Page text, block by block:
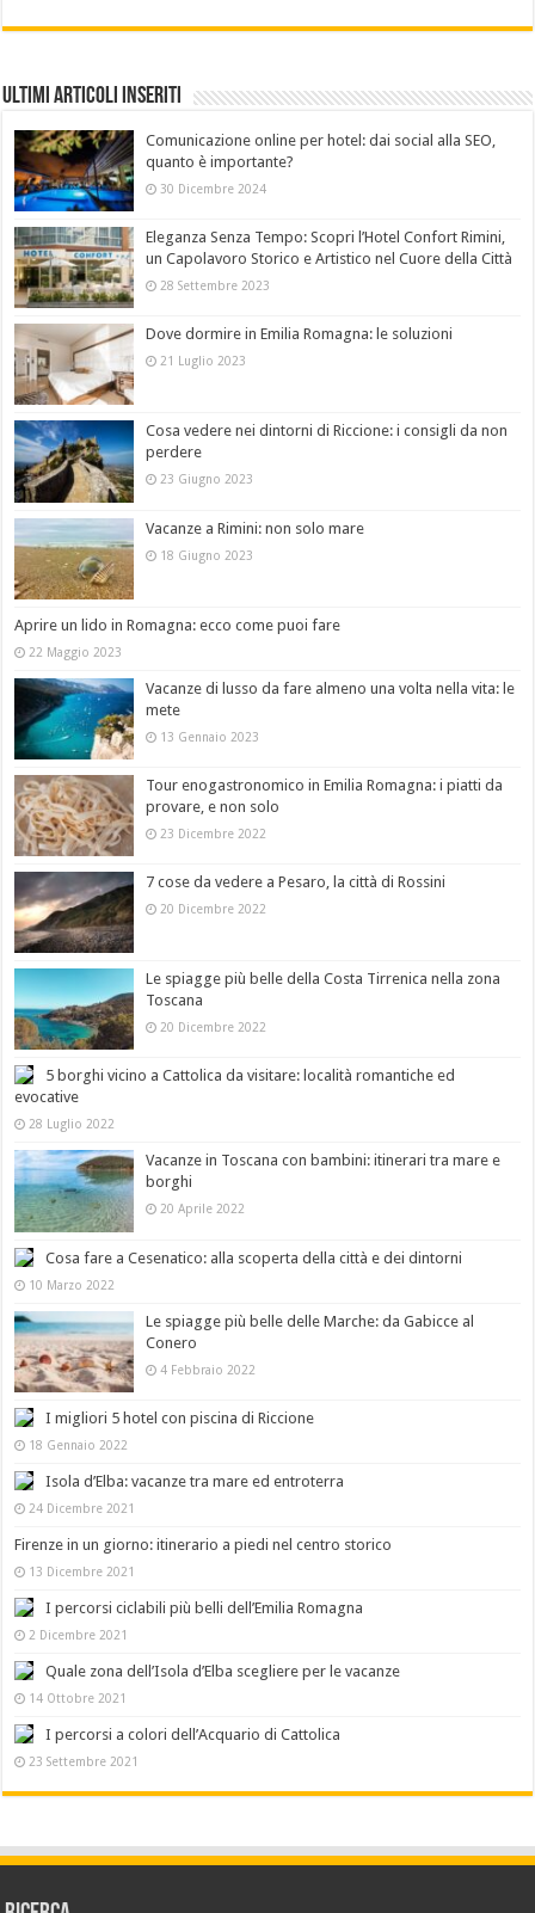
Ultimi Articoli Inseriti
Comunicazione online per hotel: dai social alla SEO,
quanto è importante?
30 Dicembre 2024
Eleganza Senza Tempo: Scopri l’Hotel Confort Rimini,
un Capolavoro Storico e Artistico nel Cuore della Città
28 Settembre 2023
Dove dormire in Emilia Romagna: le soluzioni
21 Luglio 2023
Cosa vedere nei dintorni di Riccione: i consigli da non
perdere
23 Giugno 2023
Vacanze a Rimini: non solo mare
18 Giugno 2023
Aprire un lido in Romagna: ecco come puoi fare
22 Maggio 2023
Vacanze di lusso da fare almeno una volta nella vita: le
mete
13 Gennaio 2023
Tour enogastronomico in Emilia Romagna: i piatti da
provare, e non solo
23 Dicembre 2022
7 cose da vedere a Pesaro, la città di Rossini
20 Dicembre 2022
Le spiagge più belle della Costa Tirrenica nella zona
Toscana
20 Dicembre 2022
5 borghi vicino a Cattolica da visitare: località romantiche ed
evocative
28 Luglio 2022
Vacanze in Toscana con bambini: itinerari tra mare e
borghi
20 Aprile 2022
Cosa fare a Cesenatico: alla scoperta della città e dei dintorni
10 Marzo 2022
Le spiagge più belle delle Marche: da Gabicce al
Conero
4 Febbraio 2022
I migliori 5 hotel con piscina di Riccione
18 Gennaio 2022
Isola d’Elba: vacanze tra mare ed entroterra
24 Dicembre 2021
Firenze in un giorno: itinerario a piedi nel centro storico
13 Dicembre 2021
I percorsi ciclabili più belli dell’Emilia Romagna
2 Dicembre 2021
Quale zona dell’Isola d’Elba scegliere per le vacanze
14 Ottobre 2021
I percorsi a colori dell’Acquario di Cattolica
23 Settembre 2021